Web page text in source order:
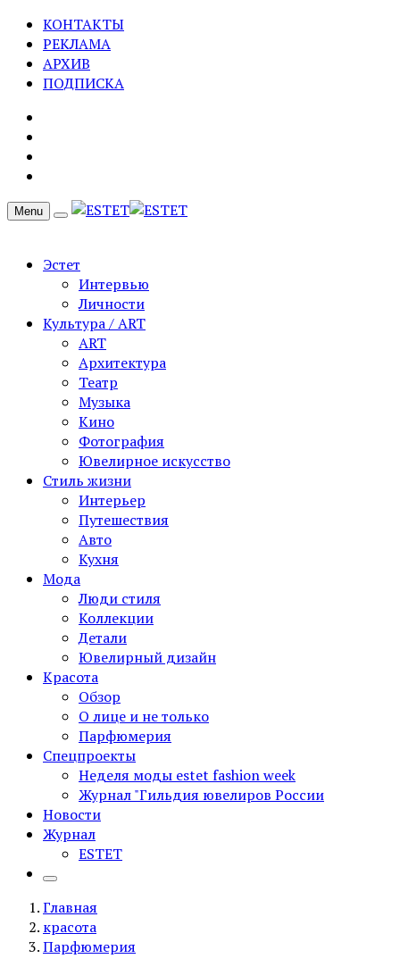
КОНТАКТЫ
РЕКЛАМА
АРХИВ
ПОДПИСКА
Menu
Эстет
Интервью
Личности
Культура / ART
ART
Архитектура
Театр
Музыка
Кино
Фотография
Ювелирное искусство
Стиль жизни
Интерьер
Путешествия
Авто
Кухня
Мода
Люди стиля
Коллекции
Детали
Ювелирный дизайн
Красота
Обзор
О лице и не только
Парфюмерия
Спецпроекты
Неделя моды estet fashion week
Журнал "Гильдия ювелиров России
Новости
Журнал
ESTET
Главная
красота
Парфюмерия